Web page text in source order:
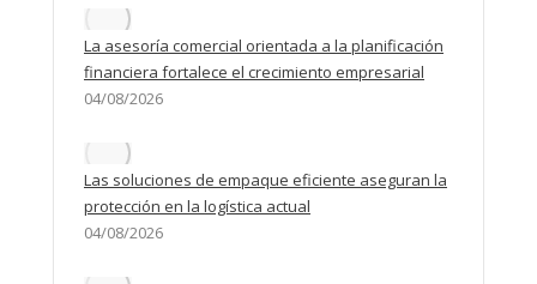
La asesoría comercial orientada a la planificación
financiera fortalece el crecimiento empresarial
04/08/2026
Las soluciones de empaque eficiente aseguran la
protección en la logística actual
04/08/2026